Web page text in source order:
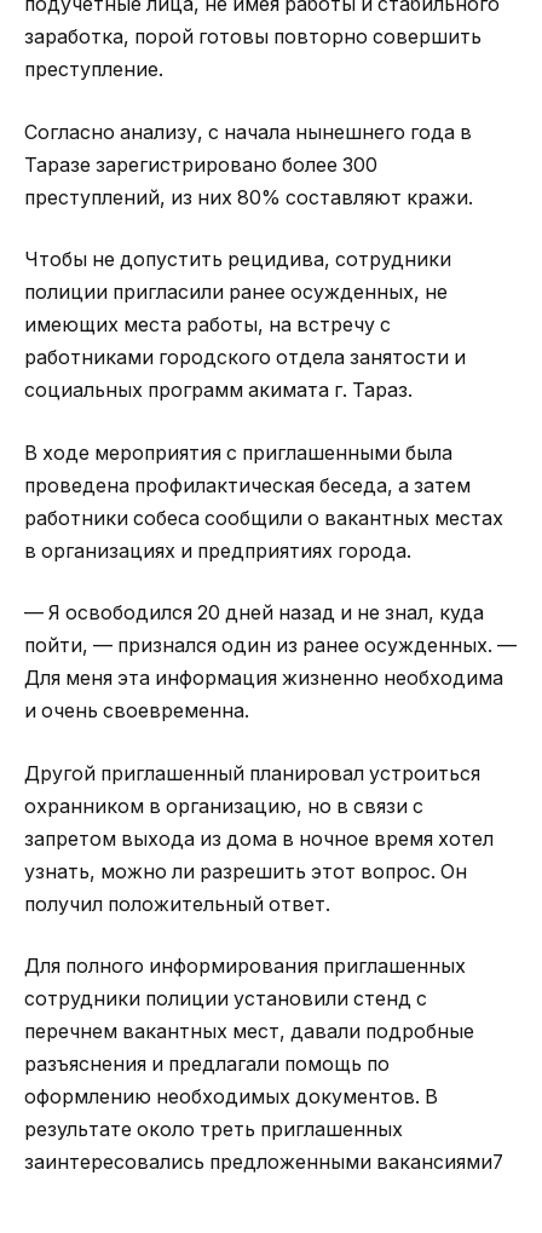
заработка, порой готовы повторно совершить
преступление.
Согласно анализу, с начала нынешнего года в
Таразе зарегистрировано более 300
преступлений, из них 80% составляют кражи.
Чтобы не допустить рецидива, сотрудники
полиции пригласили ранее осужденных, не
имеющих места работы, на встречу с
работниками городского отдела занятости и
социальных программ акимата г. Тараз.
В ходе мероприятия с приглашенными была
проведена профилактическая беседа, а затем
работники собеса сообщили о вакантных местах
в организациях и предприятиях города.
— Я освободился 20 дней назад и не знал, куда
пойти, — признался один из ранее осужденных. —
Для меня эта информация жизненно необходима
и очень своевременна.
Другой приглашенный планировал устроиться
охранником в организацию, но в связи с
запретом выхода из дома в ночное время хотел
узнать, можно ли разрешить этот вопрос. Он
получил положительный ответ.
Для полного информирования приглашенных
сотрудники полиции установили стенд с
перечнем вакантных мест, давали подробные
разъяснения и предлагали помощь по
оформлению необходимых документов. В
результате около треть приглашенных
заинтересовались предложенными вакансиями7